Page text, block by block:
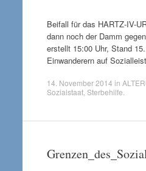
Beifall für das HARTZ-IV-
dann noch der Damm
erstellt 15:00 Uhr, Stand
Einwanderern auf
14. November 2014 in
Sozialstaat Sterbehilfe